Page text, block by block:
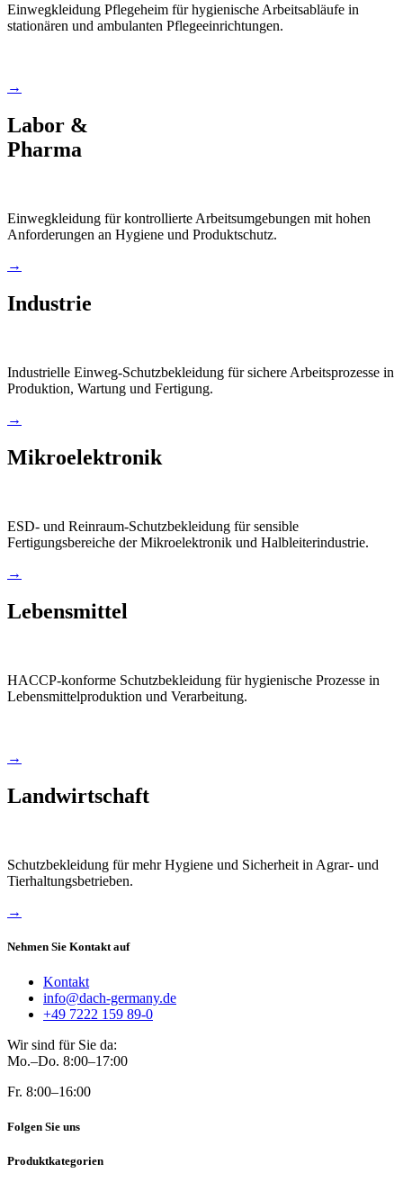
Einwegkleidung Pflegeheim für hygienische Arbeitsabläufe in
stationären und ambulanten Pflegeeinrichtungen.
→
Labor &
Pharma
Einwegkleidung für kontrollierte Arbeitsumgebungen mit hohen
Anforderungen an Hygiene und Produktschutz.
→
Industrie
Industrielle Einweg-Schutzbekleidung für sichere Arbeitsprozesse in
Produktion, Wartung und Fertigung.
→
Mikroelektronik
ESD- und Reinraum-Schutzbekleidung für sensible
Fertigungsbereiche der Mikroelektronik und Halbleiterindustrie.
→
Lebensmittel
HACCP-konforme Schutzbekleidung für hygienische Prozesse in
Lebensmittelproduktion und Verarbeitung.
→
Landwirtschaft
Schutzbekleidung für mehr Hygiene und Sicherheit in Agrar- und
Tierhaltungsbetrieben.
→
Nehmen Sie Kontakt auf
Kontakt
info@dach-germany.de
+49 7222 159 89-0
Wir sind für Sie da:
Mo.–Do. 8:00–17:00
Fr. 8:00–16:00
Folgen Sie uns
Produktkategorien